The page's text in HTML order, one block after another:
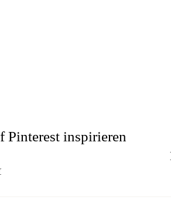
Pinterest inspirieren